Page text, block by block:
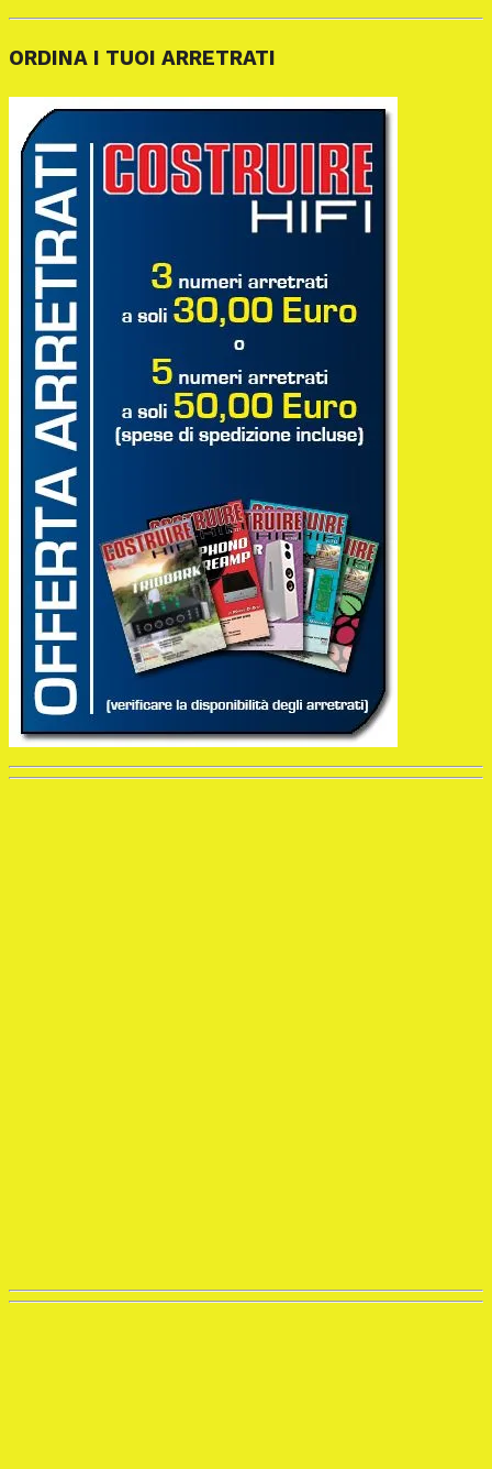
ORDINA I TUOI ARRETRATI